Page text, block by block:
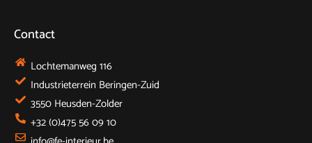
-
f
Contact
Lochtemanweg 116
Industrieterrein Beringen-Zuid
3550 Heusden-Zolder
+32 (0)475 56 09 10